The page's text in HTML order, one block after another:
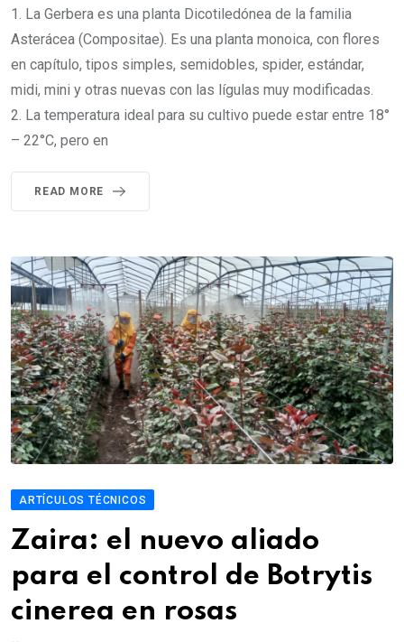
1. La Gerbera es una planta Dicotiledónea de la familia
Asterácea (Compositae). Es una planta monoica, con flores
en capítulo, tipos simples, semidobles, spider, estándar,
midi, mini y otras nuevas con las lígulas muy modificadas.
2. La temperatura ideal para su cultivo puede estar entre 18°
– 22°C, pero en
READ MORE
ARTÍCULOS TÉCNICOS
Zaira: el nuevo aliado
para el control de Botrytis
cinerea en rosas